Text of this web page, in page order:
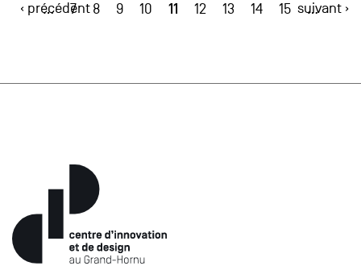
‹ précédent
… 7 8 9 10 11 12 13 14 15 …
suivant ›